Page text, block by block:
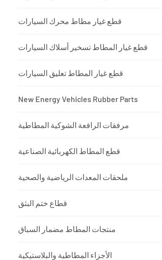
قطع غيار مطاط محرك السيارات
قطع غيار المطاط تسخير أسلاك السيارات
قطع غيار المطاط تعليق السيارات
New Energy Vehicles Rubber Parts
مرفقات الرافعة الشوكية المطاطية
قطع المطاط الكهربائية الصناعية
ملحقات المعدات الرياضية والصحية
قطاع ختم البثق
منتجات المطاط مضمار السباق
الأجزاء المطاطية والبلاستيكية